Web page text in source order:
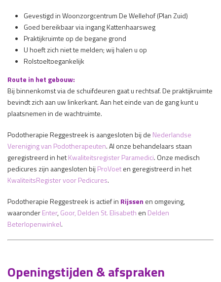
Gevestigd in Woonzorgcentrum De Wellehof (Plan Zuid)
Goed bereikbaar via ingang Kattenhaarsweg
Praktijkruimte op de begane grond
U hoeft zich niet te melden; wij halen u op
Rolstoeltoegankelijk
Route in het gebouw:
Bij binnenkomst via de schuifdeuren gaat u rechtsaf. De praktijkruimte
bevindt zich aan uw linkerkant. Aan het einde van de gang kunt u
plaatsnemen in de wachtruimte.
Podotherapie Reggestreek is aangesloten bij de Nederlandse
Vereniging van Podotherapeuten. Al onze behandelaars staan
geregistreerd in hetKwaliteitsregister Paramedici. Onze medisch
pedicures zijn aangesloten bij ProVoeten geregistreerd in het
KwaliteitsRegister voor Pedicures.
Podotherapie Reggestreek is actief in Rijssen en omgeving,
waaronderEnter,Goor, Delden St. Elisabeth en Delden
Beterlopenwinkel.
Openingstijden & afspraken